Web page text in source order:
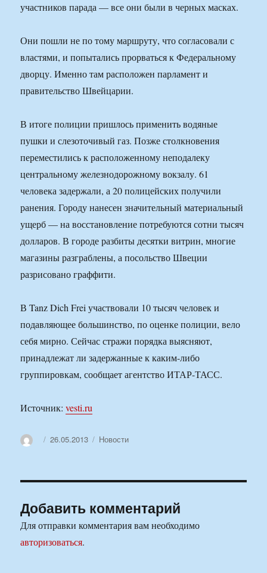
участников парада — все они были в черных масках.
Они пошли не по тому маршруту, что согласовали с
властями, и попытались прорваться к Федеральному
дворцу. Именно там расположен парламент и
правительство Швейцарии.
В итоге полиции пришлось применить водяные
пушки и слезоточивый газ. Позже столкновения
переместились к расположенному неподалеку
центральному железнодорожному вокзалу. 61
человека задержали, а 20 полицейских получили
ранения. Городу нанесен значительный материальный
ущерб — на восстановление потребуются сотни тысяч
долларов. В городе разбиты десятки витрин, многие
магазины разграблены, а посольство Швеции
разрисовано граффити.
В Tanz Dich Frei участвовали 10 тысяч человек и
подавляющее большинство, по оценке полиции, вело
себя мирно. Сейчас стражи порядка выясняют,
принадлежат ли задержанные к каким-либо
группировкам, сообщает агентство ИТАР-ТАСС.
Источник:vesti.ru
АвторОпубликовано
26.05.2013 Рубрики
Новости
Добавить комментарий
Для отправки комментария вам необходимо
авторизоваться.